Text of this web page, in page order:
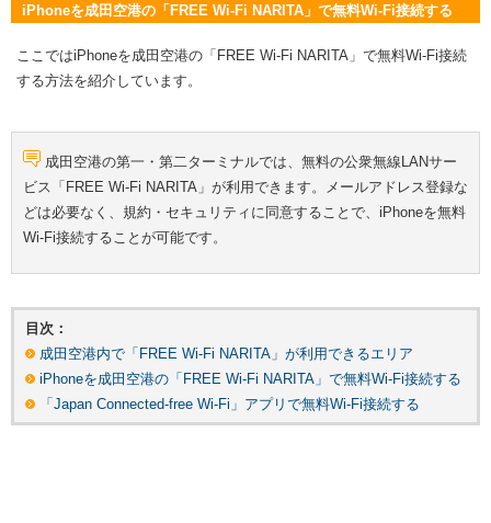
iPhoneを成田空港の「FREE Wi-Fi NARITA」で無料Wi-Fi接続する
ここではiPhoneを成田空港の「FREE Wi-Fi NARITA」で無料Wi-Fi接続
する方法を紹介しています。
成田空港の第一・第二ターミナルでは、無料の公衆無線LANサー
ビス「FREE Wi-Fi NARITA」が利用できます。メールアドレス登録な
どは必要なく、規約・セキュリティに同意することで、iPhoneを無料
Wi-Fi接続することが可能です。
目次：
成田空港内で「FREE Wi-Fi NARITA」が利用できるエリア
iPhoneを成田空港の「FREE Wi-Fi NARITA」で無料Wi-Fi接続する
「Japan Connected-free Wi-Fi」アプリで無料Wi-Fi接続する